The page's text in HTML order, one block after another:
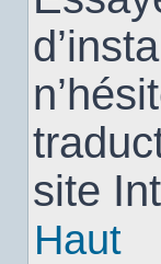
site
Haut